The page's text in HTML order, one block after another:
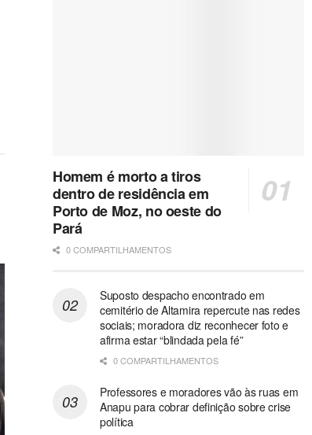
Homem é morto a tiros
dentro de residência em
Porto de Moz, no oeste do
Pará
0 COMPARTILHAMENTOS
Suposto despacho encontrado em
cemitério de Altamira repercute nas redes
sociais; moradora diz reconhecer foto e
afirma estar “blindada pela fé”
0 COMPARTILHAMENTOS
Professores e moradores vão às ruas em
Anapu para cobrar definição sobre crise
política